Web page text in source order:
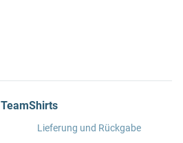
TeamShirts
Lieferung und Rückgabe